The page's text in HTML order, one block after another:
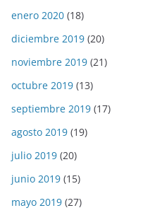
enero 2020 (18)
diciembre 2019 (20)
noviembre 2019 (21)
octubre 2019 (13)
septiembre 2019 (17)
agosto 2019 (19)
julio 2019 (20)
junio 2019 (15)
mayo 2019 (27)